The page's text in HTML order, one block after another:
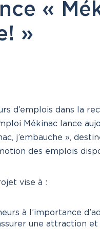
«
»
d’emplois dans la
Mékinac lance
j’embauche »,
des emplois
vise à :
à l’importance
une attraction
même si la
offres d’emploi